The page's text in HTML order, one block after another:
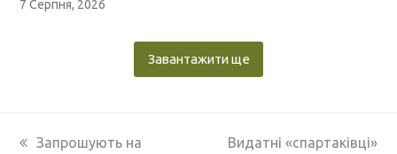
7 Серпня, 2026
Завантажити ще
previous
Запрошують на
next
Видатні «спартаківці»